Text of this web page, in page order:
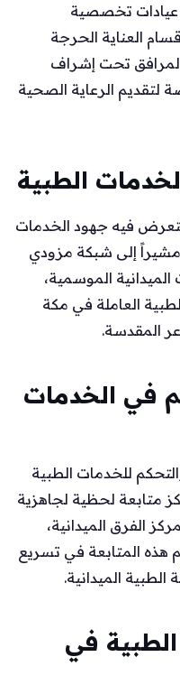
عيادات تخصصية
العناية الحرجة
تحت إشراف
لتقديم الرعاية الصحية
الطبية
فيه جهود الخدمات
مشيراً إلى شبكة مزودي
الموسمية،
العاملة في مكة
المقدسة.
في الخدمات
للخدمات الطبية
متابعة لحظية لجاهزية
الفرق الميدانية،
هذه المتابعة في تسريع
الطبية الميدانية.
في